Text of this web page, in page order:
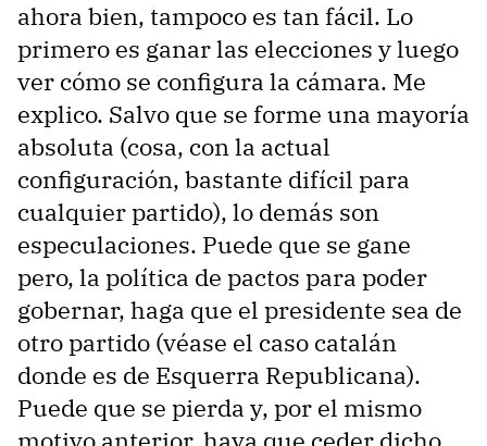
ahora bien, tampoco es tan fácil. Lo
primero es ganar las elecciones y luego
ver cómo se configura la cámara. Me
explico. Salvo que se forme una mayoría
absoluta (cosa, con la actual
configuración, bastante difícil para
cualquier partido), lo demás son
especulaciones. Puede que se gane
pero, la política de pactos para poder
gobernar, haga que el presidente sea de
otro partido (véase el caso catalán
donde es de Esquerra Republicana).
Puede que se pierda y, por el mismo